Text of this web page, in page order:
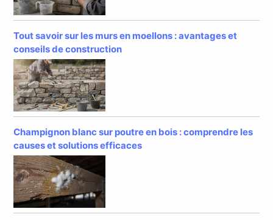
Tout savoir sur les murs en moellons : avantages et
conseils de construction
Champignon blanc sur poutre en bois : comprendre les
causes et solutions efficaces